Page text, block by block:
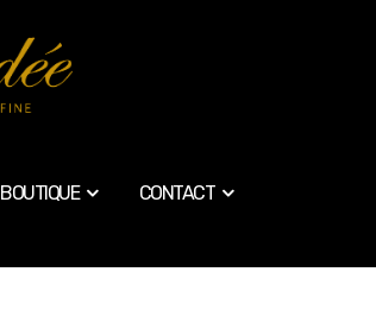
BOUTIQUE CONTACT